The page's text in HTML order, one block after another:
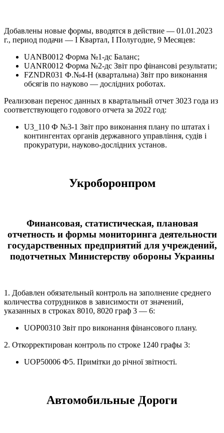
Добавлены новые формы, вводятся в действие — 01.01.2023
г., период подачи — І Квартал, І Полугодие, 9 Месяцев:
UANB0012 Форма №1-дс Баланс;
UANR0012 Форма №2-дс Звіт про фінансові результати;
FZNDR031 Ф.№4-Н (квартальна) Звіт про виконання
обсягів по науково — дослідних роботах.
Реализован перенос данных в квартальный отчет 3023 года из
соответствующего годового отчета за 2022 год:
U3_110 Ф №3-1 Звіт про виконання плану по штатах і
контингентах органів державного управління, судів і
прокуратури, науково-дослідних установ.
Укроборонпром
Финансовая, статистическая, плановая
отчетность и формы мониторинга деятельности
государственных предприятий для учреждений,
подотчетных Министерству обороны Украины
1. Добавлен обязательный контроль на заполнение среднего
количества сотрудников в зависимости от значений,
указанных в строках 8010, 8020 граф 3 — 6:
UOP00310 Звіт про виконання фінансового плану.
2. Откорректирован контроль по строке 1240 графы 3:
UOP50006 Ф5. Примітки до річної звітності.
Автомобильные Дороги